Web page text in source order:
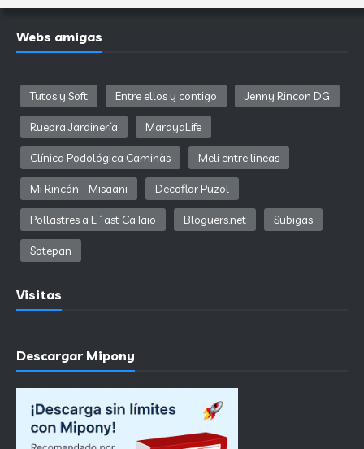
Webs amigas
Tutos y Soft Entre ellos y contigo Jenny Rincon DG
Ruepra Jardinería MarayaLife
Clínica Podológica Caminàs Meli entre lineas
Mi Rincón - Misaani Decoflor Puzol
Pollastres a L´ast Ca Iaio Bloguers.net Subigas
Sotepan
Visitas
Descargar Mipony